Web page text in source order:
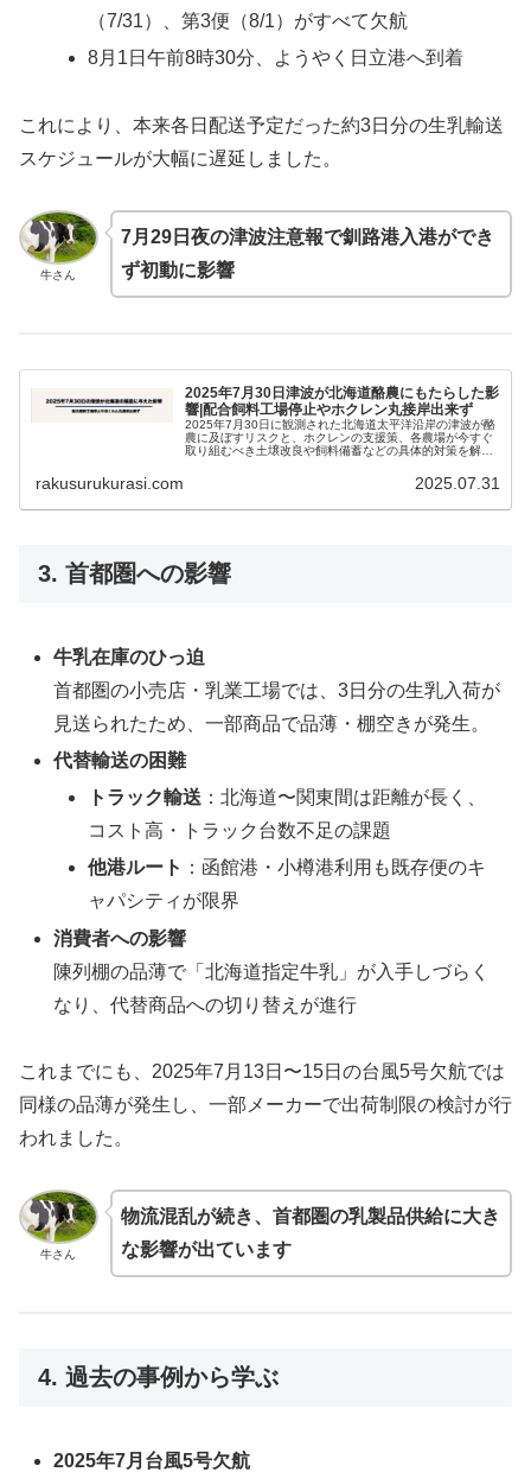
（7/31）、第3便（8/1）がすべて欠航
8月1日午前8時30分、ようやく日立港へ到着
これにより、本来各日配送予定だった約3日分の生乳輸送
スケジュールが大幅に遅延しました。
牛さん
7月29日夜の津波注意報で釧路港入港ができ
ず初動に影響
2025年7月30日津波が北海道酪農にもたらした影
響|配合飼料工場停止やホクレン丸接岸出来ず
2025年7月30日に観測された北海道太平洋沿岸の津波が酪
農に及ぼすリスクと、ホクレンの支援策、各農場が今すぐ
取り組むべき土壌改良や飼料備蓄などの具体的対策を解
rakusurukurasi.com 2025.07.31
3. 首都圏への影響
牛乳在庫のひっ迫
首都圏の小売店・乳業工場では、3日分の生乳入荷が
見送られたため、一部商品で品薄・棚空きが発生。
代替輸送の困難
トラック輸送 ：北海道〜関東間は距離が長く、
コスト高・トラック台数不足の課題
他港ルート ：函館港・小樽港利用も既存便のキ
ャパシティが限界
消費者への影響
陳列棚の品薄で「北海道指定牛乳」が入手しづらく
なり、代替商品への切り替えが進行
これまでにも、2025年7月13日〜15日の台風5号欠航では
同様の品薄が発生し、一部メーカーで出荷制限の検討が行
われました。
牛さん
物流混乱が続き、首都圏の乳製品供給に大き
な影響が出ています
4. 過去の事例から学ぶ
2025年7月台風5号欠航